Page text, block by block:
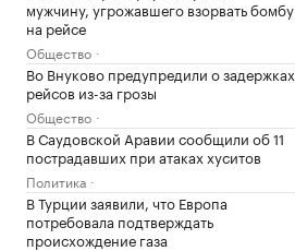
мужчину, угрожавшего взорвать бомбу
на рейсе
Общество
Во Внуково предупредили о задержках
рейсов из-за грозы
Общество
В Саудовской Аравии сообщили об 11
пострадавших при атаках хуситов
Политика
В Турции заявили, что Европа
потребовала подтверждать
происхождение газа